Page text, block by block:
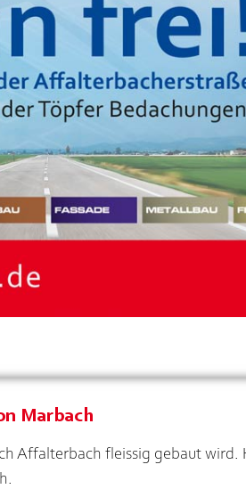
Marbach
Affalterbach fleissig gebaut